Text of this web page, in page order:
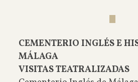
CEMENTERIO INGLÉS E
MÁLAGA
VISITAS TEATRALIZADAS